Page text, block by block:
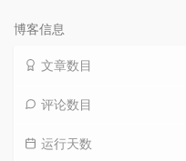
博客信息
文章数目
评论数目
运行天数